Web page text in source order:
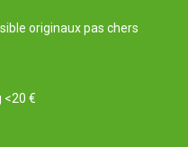
originaux pas chers
<20 €